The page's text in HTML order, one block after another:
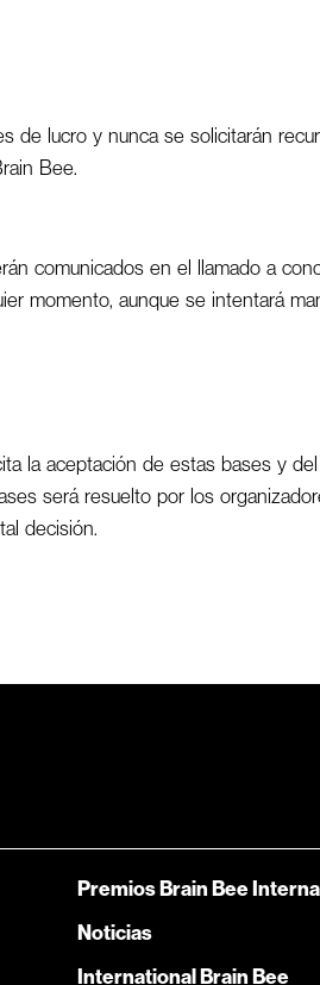
de lucro y nunca se solicitarán
Bee.
comunicados en el llamado a
momento, aunque se intentará
la aceptación de estas bases y
será resuelto por los
decisión.
Premios Brain Bee
Noticias
International Brain Bee